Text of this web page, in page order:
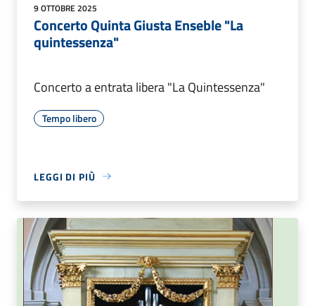
9 OTTOBRE 2025
Concerto Quinta Giusta Enseble "La
quintessenza"
Concerto a entrata libera "La Quintessenza"
Tempo libero
LEGGI DI PIÙ